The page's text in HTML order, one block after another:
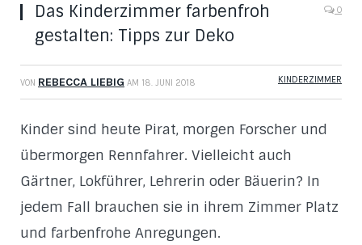
Das Kinderzimmer farbenfroh
gestalten: Tipps zur Deko
0
VON REBECCA LIEBIG AM 18. JUNI 2018 KINDERZIMMER
Kinder sind heute Pirat, morgen Forscher und
übermorgen Rennfahrer. Vielleicht auch
Gärtner, Lokführer, Lehrerin oder Bäuerin? In
jedem Fall brauchen sie in ihrem Zimmer Platz
und farbenfrohe Anregungen.